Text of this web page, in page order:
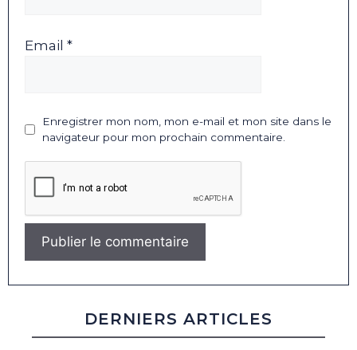
Email *
Enregistrer mon nom, mon e-mail et mon site dans le
navigateur pour mon prochain commentaire.
DERNIERS ARTICLES